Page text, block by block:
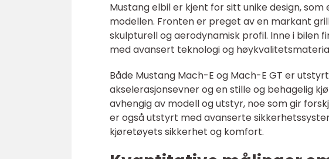
Mustang elbil er kjent for sitt unike design,
modellen. Fronten er preget av en markant
skulpturell og aerodynamisk profil. Inne i bilen
med avansert teknologi og
Både Mustang Mach-E og Mach-E GT er
akselerasjonsevner og en stille og behagelig
avhengig av modell og utstyr, noe som gir
er også utstyrt med avanserte
kjøretøyets sikkerhet og komfort.